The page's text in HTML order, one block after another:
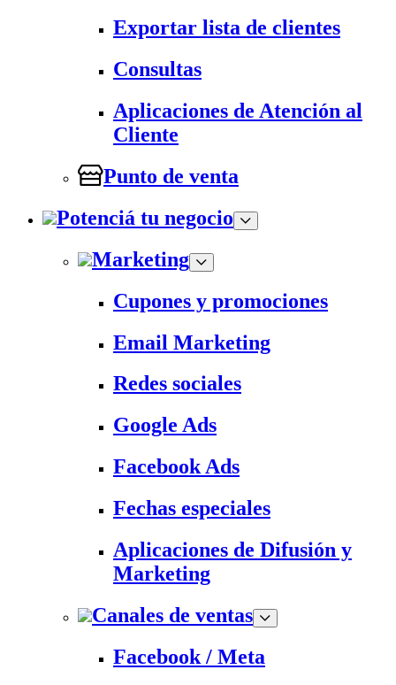
Exportar lista de clientes
Consultas
Aplicaciones de Atención al
Cliente
Punto de venta
Potenciá tu negocio
Marketing
Cupones y promociones
Email Marketing
Redes sociales
Google Ads
Facebook Ads
Fechas especiales
Aplicaciones de Difusión y
Marketing
Canales de ventas
Facebook / Meta